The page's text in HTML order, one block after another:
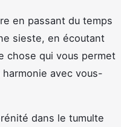
en passant du temps
sieste, en écoutant
chose qui vous permet
avec vous-
dans le tumulte